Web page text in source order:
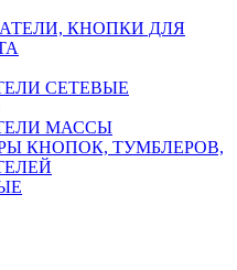
КНОПКИ ДЛЯ
СЕТЕВЫЕ
МАССЫ
КНОПОК, ТУМБЛЕРОВ,